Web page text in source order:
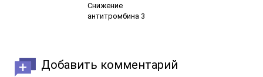
Снижение
антитромбина 3
Добавить комментарий